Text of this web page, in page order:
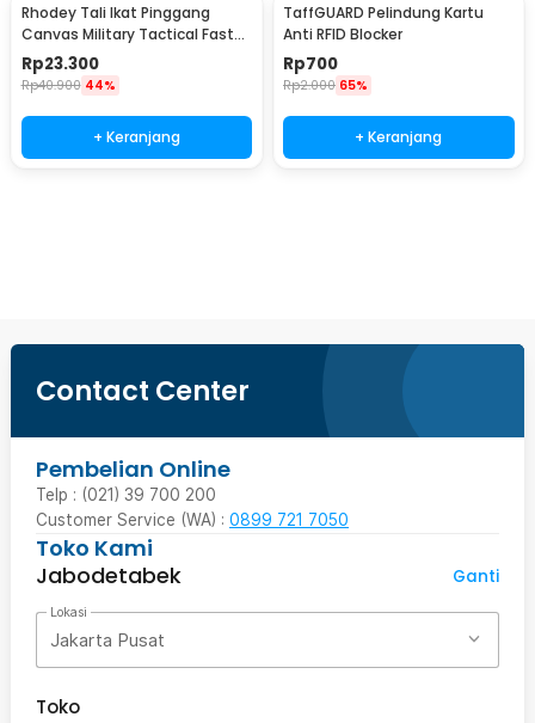
Rhodey Tali Ikat Pinggang
Canvas Military Tactical Fast
Unlock 120cm - MU055
Rp23.300
Rp40.900 44%
+ Keranjang
TaffGUARD Pelindung Kartu
Anti RFID Blocker
Rp700
Rp2.000 65%
+ Keranjang
Contact Center
Pembelian Online
Telp : (021) 39 700 200
Customer Service (WA) : 0899 721 7050
Toko Kami
Jabodetabek
Ganti
Lokasi
Jakarta Pusat
Toko